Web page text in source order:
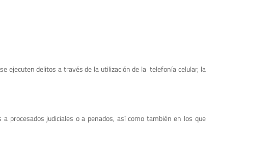
ejecuten delitos a través de la utilización de la telefonía celular, la
procesados judiciales o a penados, así como también en los que